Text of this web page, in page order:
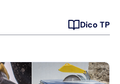
Dico TP